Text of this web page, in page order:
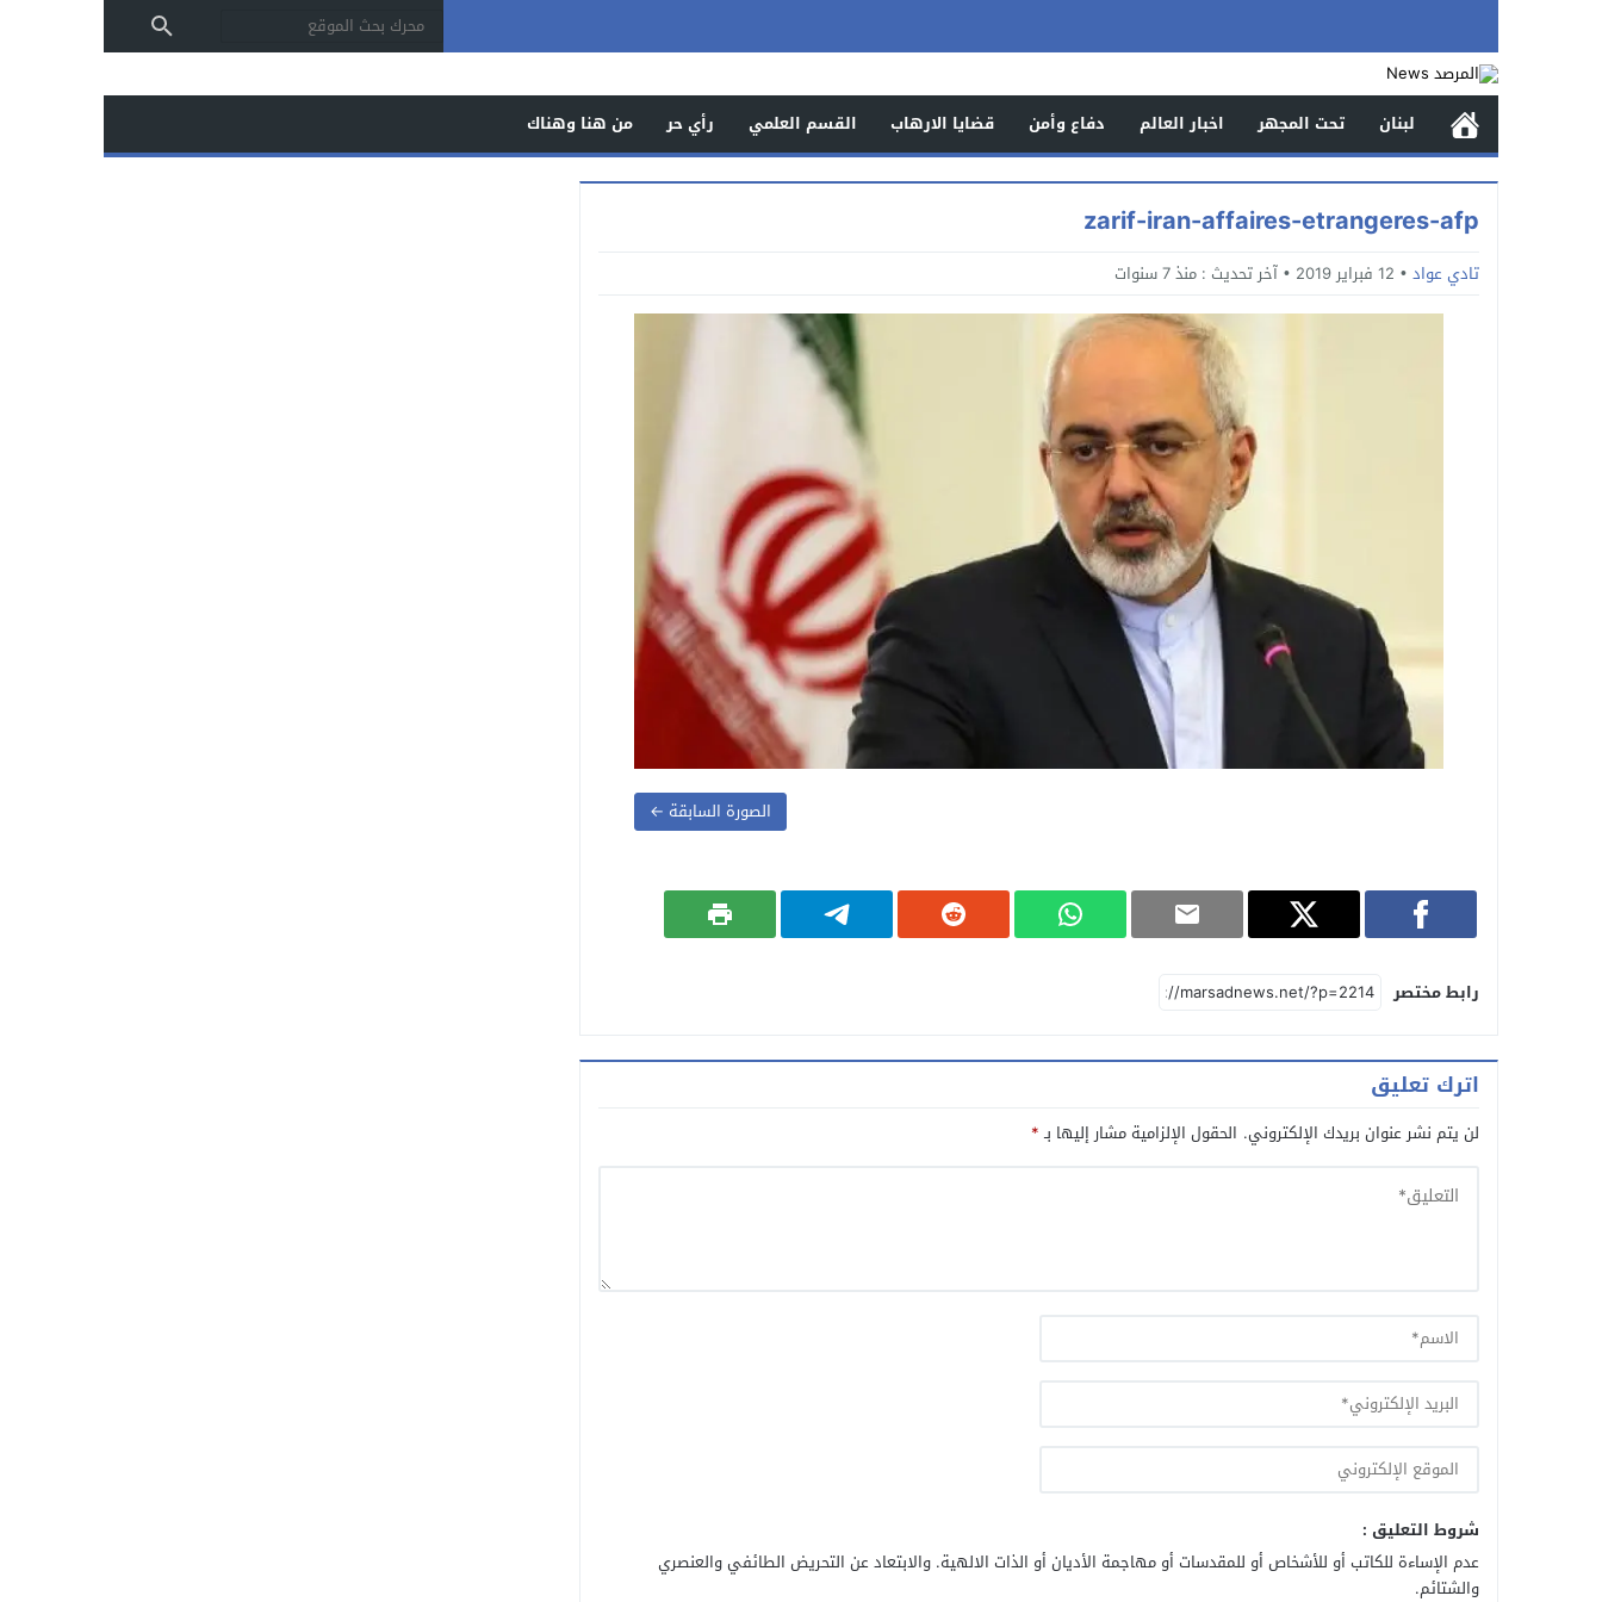
لبنان تحت المجهر اخبار العالم دفاع وأمن قضايا الارهاب القسم العلمي رأي حر من هنا وهناك
zarif-iran-affaires-etrangeres-afp
تادي عواد 12 فبراير 2019 آخر تحديث : منذ 7 سنوات
الصورة السابقة ←
رابط مختصر
اترك تعليق
لن يتم نشر عنوان بريدك الإلكتروني. الحقول الإلزامية مشار إليها بـ*
شروط التعليق :
عدم الإساءة للكاتب أو للأشخاص أو للمقدسات أو مهاجمة الأديان أو الذات الالهية. والابتعاد عن التحريض الطائفي والعنصري
والشتائم.